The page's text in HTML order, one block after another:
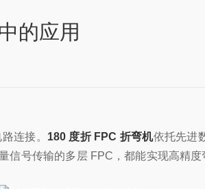
的应用
连接。 180 度折 FPC 折弯机依托先进
号传输的多层 FPC，都能实现高精